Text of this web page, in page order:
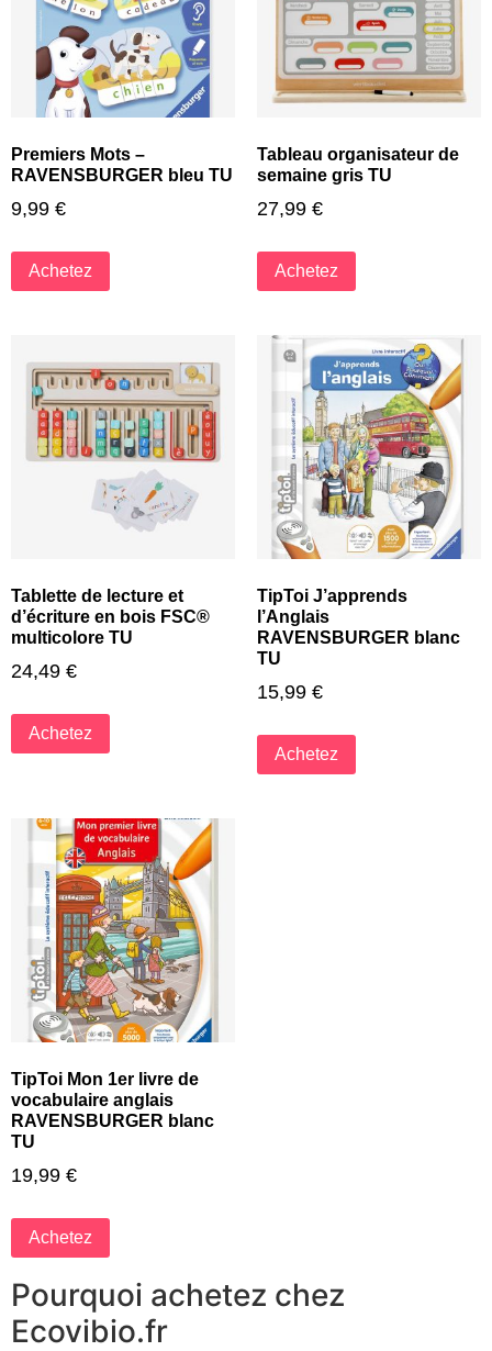
Premiers Mots –
RAVENSBURGER bleu TU
9,99 €
Achetez
Tableau organisateur de
semaine gris TU
27,99 €
Achetez
Tablette de lecture et
d’écriture en bois FSC®
multicolore TU
24,49 €
Achetez
TipToi J’apprends
l’Anglais
RAVENSBURGER blanc
TU
15,99 €
Achetez
TipToi Mon 1er livre de
vocabulaire anglais
RAVENSBURGER blanc
TU
19,99 €
Achetez
Pourquoi achetez chez
Ecovibio.fr